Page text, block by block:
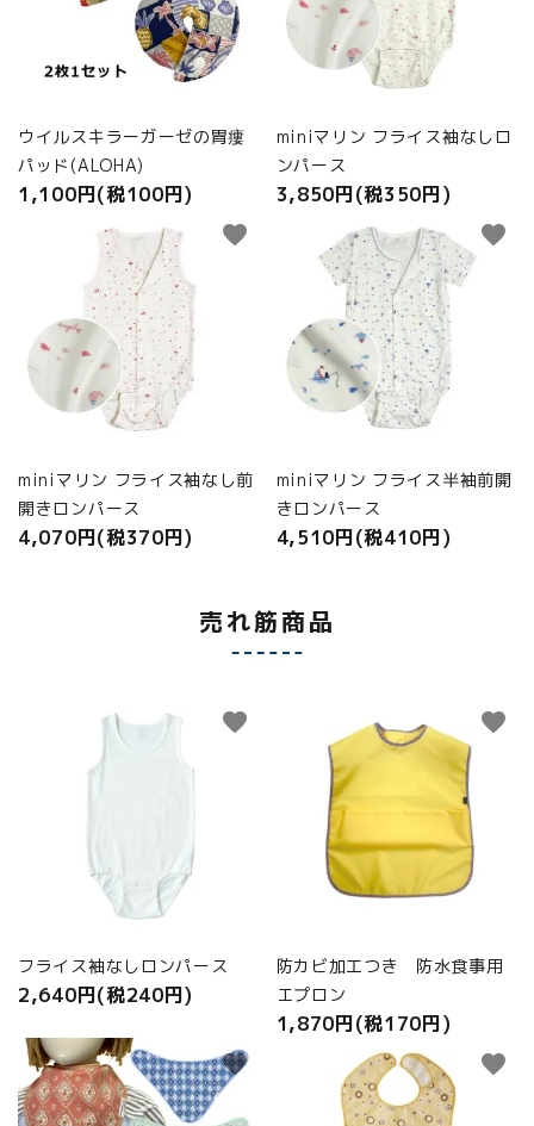
ウイルスキラーガーゼの胃瘻
パッド(ALOHA)
1,100円(税100円)
miniマリン フライス袖なしロ
ンパース
3,850円(税350円)
miniマリン フライス袖なし前
開きロンパース
4,070円(税370円)
favorite
miniマリン フライス半袖前開
きロンパース
4,510円(税410円)
favorite
売れ筋商品
フライス袖なしロンパース
2,640円(税240円)
favorite
防カビ加工つき 防水食事用
エプロン
1,870円(税170円)
favorite
favorite favorite